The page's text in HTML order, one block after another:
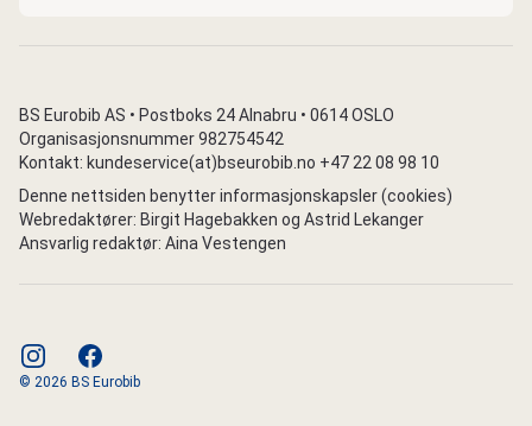
BS Eurobib AS • Postboks 24 Alnabru • 0614 OSLO
Organisasjonsnummer 982754542
Kontakt: kundeservice(at)bseurobib.no +47 22 08 98 10
Denne nettsiden benytter informasjonskapsler (cookies)
Webredaktører: Birgit Hagebakken og Astrid Lekanger
Ansvarlig redaktør: Aina Vestengen
instagramfacebook
© 2026 BS Eurobib